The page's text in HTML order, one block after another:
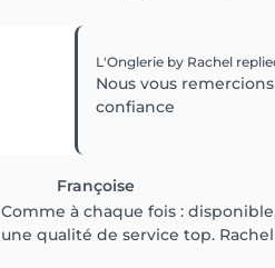
L'Onglerie by Rachel
Nous vous
confiance
Françoise
Comme à chaque fois :
une qualité de service top.